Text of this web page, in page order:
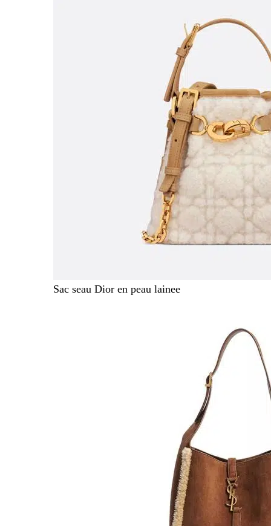
Sac seau Dior en peau lainee